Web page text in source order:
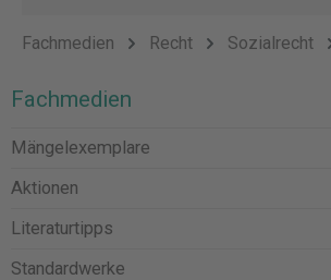
Fachmedien Recht Sozialrecht
Fachmedien
Mängelexemplare
Aktionen
Literaturtipps
Standardwerke